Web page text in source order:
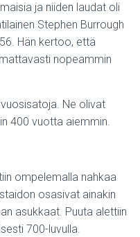
ja niiden laudat oli
Stephen Burrough
Hän kertoo, että
nopeammin
Ne olivat
400 vuotta aiemmin.
ompelemalla nahkaa
osasivat ainakin
asukkaat. Puuta alettiin
700-luvulla.